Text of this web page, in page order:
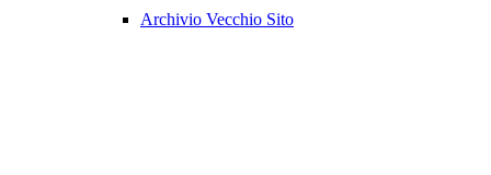
Archivio Vecchio Sito